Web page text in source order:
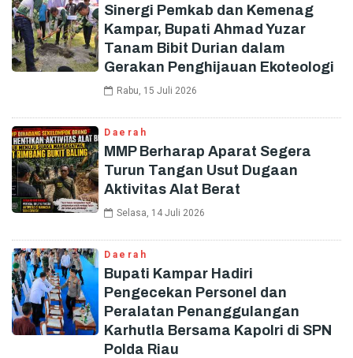
Sinergi Pemkab dan Kemenag
Kampar, Bupati Ahmad Yuzar
Tanam Bibit Durian dalam
Gerakan Penghijauan Ekoteologi
Rabu, 15 Juli 2026
Daerah
MMP Berharap Aparat Segera
Turun Tangan Usut Dugaan
Aktivitas Alat Berat
Selasa, 14 Juli 2026
Daerah
Bupati Kampar Hadiri
Pengecekan Personel dan
Peralatan Penanggulangan
Karhutla Bersama Kapolri di SPN
Polda Riau